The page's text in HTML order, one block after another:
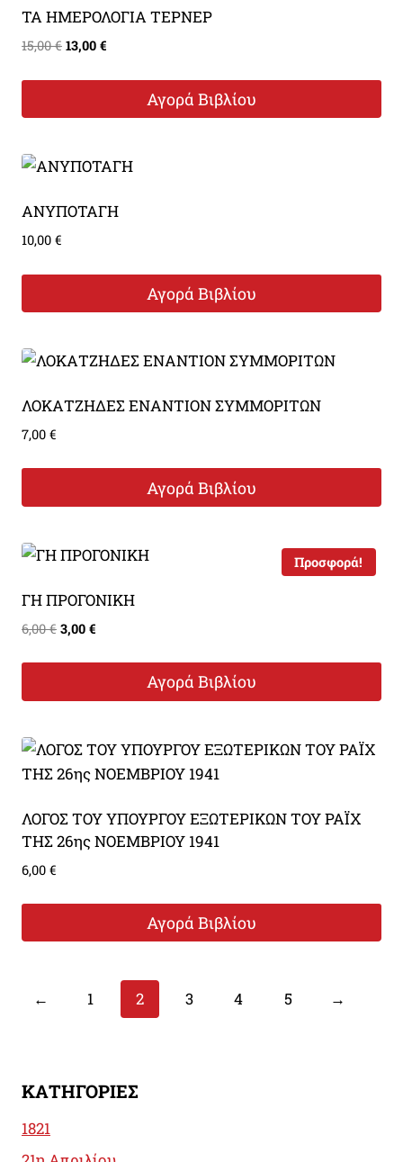
ΤΑ ΗΜΕΡΟΛΟΓΙΑ ΤΕΡΝΕΡ
15,00€ Original
13,00 €
Αγορά Βιβλίου
ΑΝΥΠΟΤΑΓΗ
10,00 €
Αγορά Βιβλίου
ΛΟΚΑΤΖΗΔΕΣ ΕΝΑΝΤΙΟΝ ΣΥΜΜΟΡΙΤΩΝ
7,00 €
Αγορά Βιβλίου
Προσφορά!
ΓΗ ΠΡΟΓΟΝΙΚΗ
6,00€ Original
3,00 €
Αγορά Βιβλίου
ΛΟΓΟΣ ΤΟΥ ΥΠΟΥΡΓΟΥ ΕΞΩΤΕΡΙΚΩΝ ΤΟΥ ΡΑΪΧ
ΤΗΣ 26ης ΝΟΕΜΒΡΙΟΥ 1941
6,00 €
Αγορά Βιβλίου
← 1 2 3 4 5 →
ΚΑΤΗΓΟΡΊΕΣ
1821